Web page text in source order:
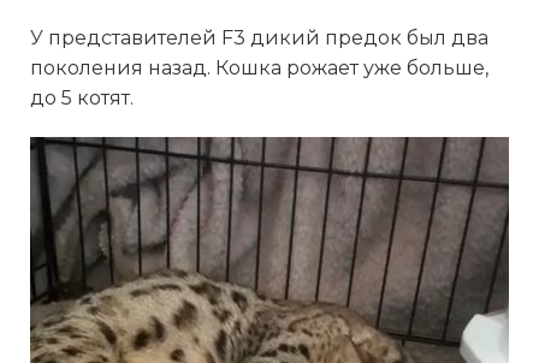
У представителей F3 дикий предок был два
поколения назад. Кошка рожает уже больше,
до 5 котят.